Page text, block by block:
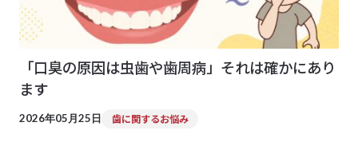
「口臭の原因は虫歯や歯周病」それは確かにあり
ます
2026年05月25日 歯に関するお悩み